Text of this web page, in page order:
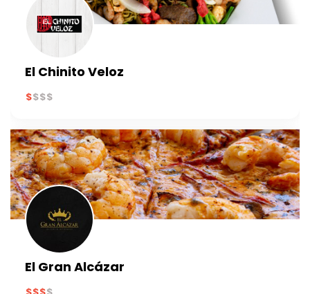
El Chinito Veloz
El Gran Alcázar